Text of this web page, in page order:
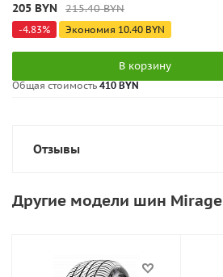
205 BYN 215.40BYN
-4.83% Экономия 10.40 BYN
В корзину
Общая стоимость 410 BYN
Отзывы
Другие модели шин Mirage